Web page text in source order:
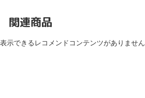
関連商品
表示できるレコメンドコンテンツがありません